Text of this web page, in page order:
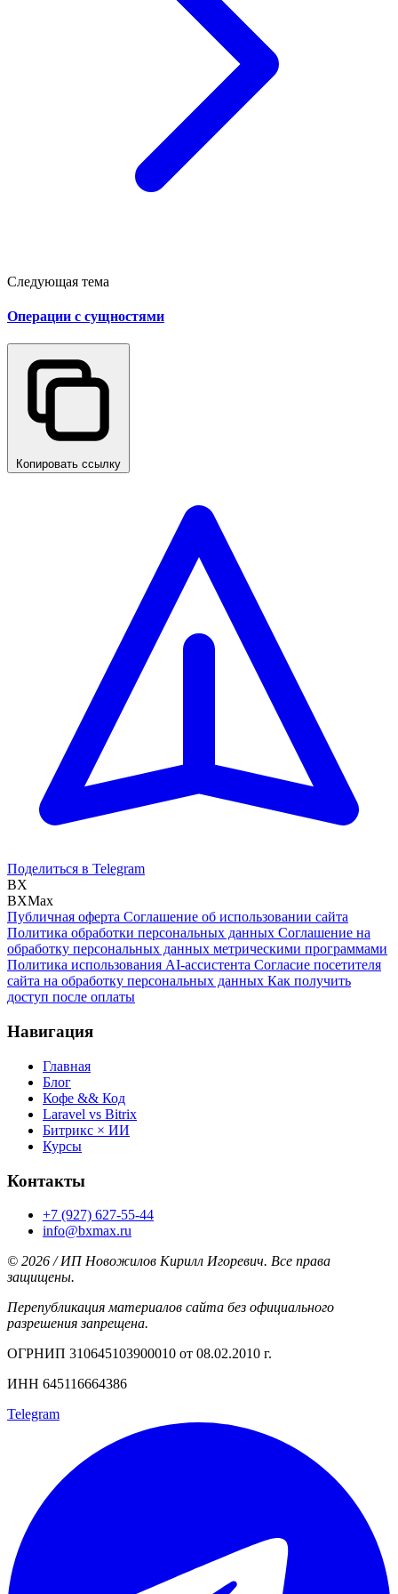
Следующая тема
Операции с сущностями
Копировать ссылку
Поделиться в Telegram
BX
BXMax
Публичная оферта Соглашение об использовании сайта
Политика обработки персональных данных Соглашение на
обработку персональных данных метрическими программами
Политика использования AI-ассистента Согласие посетителя
сайта на обработку персональных данных Как получить
доступ после оплаты
Навигация
Главная
Блог
Кофе && Код
Laravel vs Bitrix
Битрикс × ИИ
Курсы
Контакты
+7 (927) 627-55-44
info@bxmax.ru
© 2026 / ИП Новожилов Кирилл Игоревич. Все права
защищены.
Перепубликация материалов сайта без официального
разрешения запрещена.
ОГРНИП 310645103900010 от 08.02.2010 г.
ИНН 645116664386
Telegram